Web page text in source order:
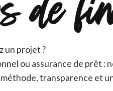
de
un projet ?
ou assurance de prêt :
transparence et